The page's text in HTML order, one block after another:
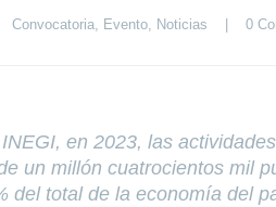
Convocatoria, Evento, Noticias 0
en 2023, las
un millón cuatrocientos mil
del total de la economía del